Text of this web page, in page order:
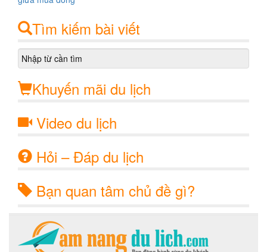
Tìm kiếm bài viết
Khuyến mãi du lịch
Video du lịch
Hỏi – Đáp du lịch
Bạn quan tâm chủ đề gì?